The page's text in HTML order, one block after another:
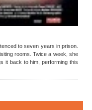
to seven years in prison.
rooms. Twice a week, she
it back to him, performing this